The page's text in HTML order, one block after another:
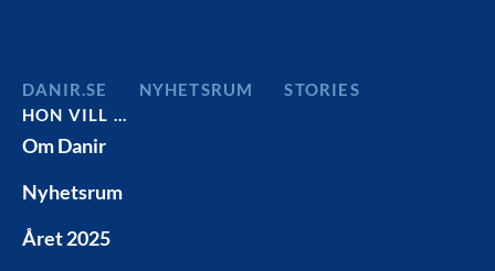
DANIR NYHETSRUM
STORIES
HON VILL …
Om Danir
Nyhetsrum
Året 2025